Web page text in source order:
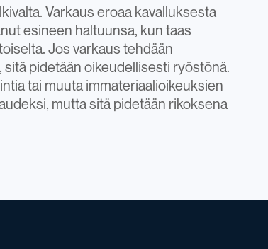
Varkaus eroaa kavalluksesta
esineen haltuunsa, kun taas
Jos varkaus tehdään
sitä pidetään oikeudellisesti ryöstönä.
tai muuta immateriaalioikeuksien
mutta sitä pidetään rikoksena